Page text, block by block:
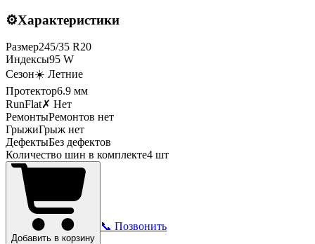
⚙️Характеристики
Размер245/35 R20
Индексы95 W
Сезон☀️ Летние
Протектор6.9 мм
RunFlat✗ Нет
РемонтыРемонтов нет
ГрыжиГрыж нет
ДефектыБез дефектов
Количество шин в комплекте4 шт
Добавить в корзину
📞 Позвонить